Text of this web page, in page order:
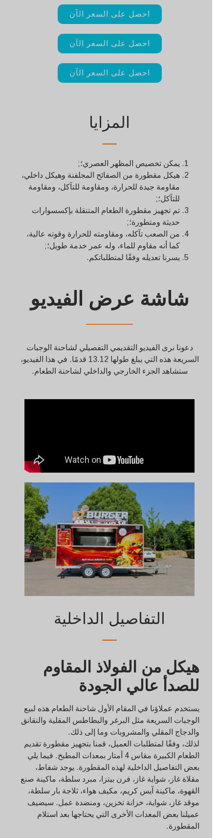
احصل على السعر الآن
احصل على السعر الآن
احصل على السعر الآن
المزايا
يمكن تخصيص المظهر العصري؛;
هيكل مقطورة من الصفائح المجلفنة وهيكل داخلي،
مقاومة جيدة للحرارة، ومقاومة للتآكل، ومقاومة
للتآكل؛;
تم تجهيز مقطورة الطعام المتنقلة بإكسسوارات
حديثة ومتطورة؛;
من الصعب تآكله، ومقاومته للحرارة وقوته عالية،
كما أنه مقاوم للماء، وله عمر خدمة طويل؛;
يسرنا تعديله وفقًا لمتطلباتكم.
شاشة عرض الفيديو
——————
دعونا نرى الفيديو التقديمي التفصيلي لشاحنة الوجبات
السريعة هذه التي يبلغ طولها 13.12 قدمًا. في هذا الفيديو،
ستشاهد الجزء الخارجي والداخلي لشاحنة الطعام.
التفاصيل الداخلية
هيكل من الفولاذ المقاوم
للصدأ عالي الجودة
يستخدم عملاؤنا في المقام الأول شاحنة الطعام هذه لبيع
الوجبات السريعة مثل البرغر والبطاطس المقلية والنقانق
والدجاج المقلي والمشروبات وما إلى ذلك.
لذلك، وفقًا لمتطلبات العميل، قمنا بتجهيز مقطورة تقديم
الطعام الكبيرة مقاس 4 أمتار بمعدات المطبخ. فيما يلي
بعض التفاصيل الداخلية لهذه المقطورة. يوجد شفاط،
مقلاة غاز، شواية غاز، فرن بيتزا، مبرد سلطة، ماكينة صنع
القهوة، ماكينة آيس كريم، مكيف هواء، ثلاجة بار سلطة،
موقد غاز، شواية، خزانة تخزين، ومنضدة عمل. سيضيف
عميلنا بعض المعدات الأخرى التي يحتاجها بعد استلام
المقطورة.